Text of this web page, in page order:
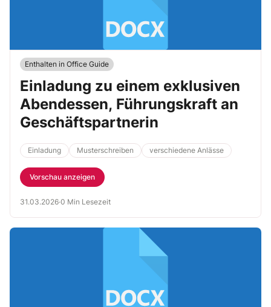
Enthalten in Office Guide
Einladung zu einem exklusiven
Abendessen, Führungskraft an
Geschäftspartnerin
Einladung Musterschreiben verschiedene Anlässe
Vorschau anzeigen
31.03.2026·0 Min Lesezeit